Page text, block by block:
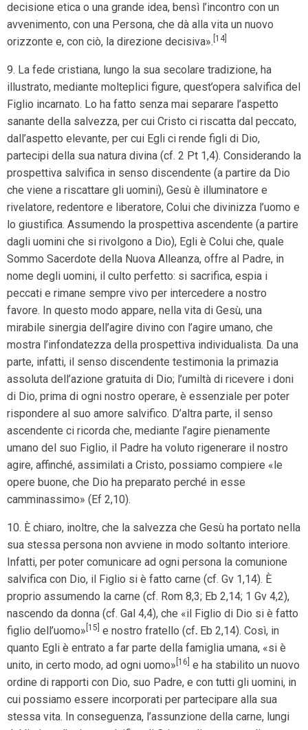
decisione etica o una grande idea, bensì l’incontro con un
avvenimento, con una Persona, che dà alla vita un nuovo
orizzonte e, con ciò, la direzione decisiva». [14]
9. La fede cristiana, lungo la sua secolare tradizione, ha
illustrato, mediante molteplici figure, quest’opera salvifica del
Figlio incarnato. Lo ha fatto senza mai separare l’aspetto
sanante della salvezza, per cui Cristo ci riscatta dal peccato,
dall’aspetto elevante, per cui Egli ci rende figli di Dio,
partecipi della sua natura divina (cf. 2 Pt 1,4). Considerando la
prospettiva salvifica in senso discendente (a partire da Dio
che viene a riscattare gli uomini), Gesù è illuminatore e
rivelatore, redentore e liberatore, Colui che divinizza l’uomo e
lo giustifica. Assumendo la prospettiva ascendente (a partire
dagli uomini che si rivolgono a Dio), Egli è Colui che, quale
Sommo Sacerdote della Nuova Alleanza, offre al Padre, in
nome degli uomini, il culto perfetto: si sacrifica, espia i
peccati e rimane sempre vivo per intercedere a nostro
favore. In questo modo appare, nella vita di Gesù, una
mirabile sinergia dell’agire divino con l’agire umano, che
mostra l’infondatezza della prospettiva individualista. Da una
parte, infatti, il senso discendente testimonia la primazia
assoluta dell’azione gratuita di Dio; l’umiltà di ricevere i doni
di Dio, prima di ogni nostro operare, è essenziale per poter
rispondere al suo amore salvifico. D’altra parte, il senso
ascendente ci ricorda che, mediante l’agire pienamente
umano del suo Figlio, il Padre ha voluto rigenerare il nostro
agire, affinché, assimilati a Cristo, possiamo compiere «le
opere buone, che Dio ha preparato perché in esse
camminassimo» (Ef 2,10).
10. È chiaro, inoltre, che la salvezza che Gesù ha portato nella
sua stessa persona non avviene in modo soltanto interiore.
Infatti, per poter comunicare ad ogni persona la comunione
salvifica con Dio, il Figlio si è fatto carne (cf. Gv 1,14). È
proprio assumendo la carne (cf. Rom 8,3; Eb 2,14; 1 Gv 4,2),
nascendo da donna (cf. Gal 4,4), che «il Figlio di Dio si è fatto
figlio dell’uomo» [15] e nostro fratello (cf. Eb 2,14). Così, in
quanto Egli è entrato a far parte della famiglia umana, «si è
unito, in certo modo, ad ogni uomo» [16] e ha stabilito un nuovo
ordine di rapporti con Dio, suo Padre, e con tutti gli uomini, in
cui possiamo essere incorporati per partecipare alla sua
stessa vita. In conseguenza, l’assunzione della carne, lungi